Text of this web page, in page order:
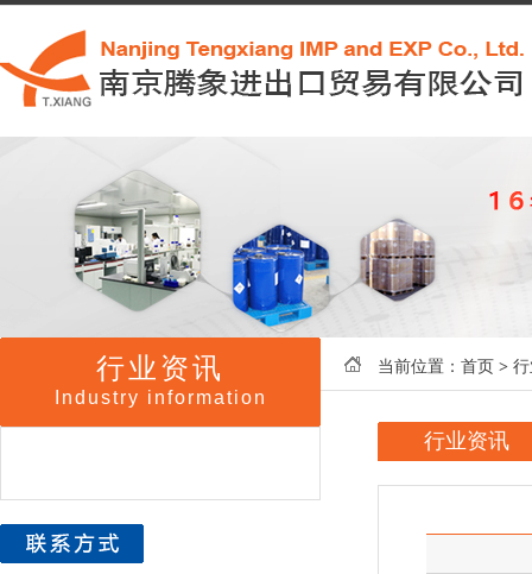
行业资讯
Industry information
当前位置： 首页 >
行业资讯